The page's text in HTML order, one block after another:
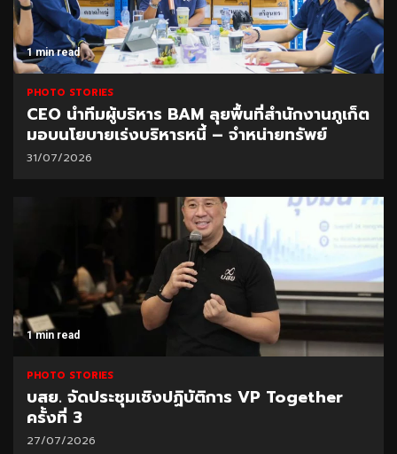
1 min read
PHOTO STORIES
CEO นำทีมผู้บริหาร BAM ลุยพื้นที่สำนักงานภูเก็ต
มอบนโยบายเร่งบริหารหนี้ – จำหน่ายทรัพย์
31/07/2026
1 min read
PHOTO STORIES
บสย. จัดประชุมเชิงปฏิบัติการ VP Together
ครั้งที่ 3
27/07/2026